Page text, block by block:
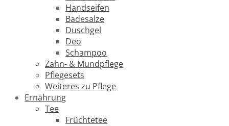
Handseifen
Badesalze
Duschgel
Deo
Schampoo
Zahn- & Mundpflege
Pflegesets
Weiteres zu Pflege
Ernährung
Tee
Früchtetee